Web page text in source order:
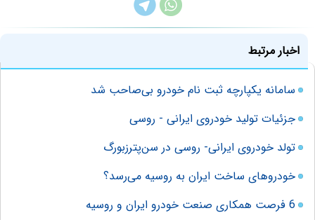
اخبار مرتبط
سامانه یکپارچه ثبت نام خودرو بی‌صاحب شد
جزئیات تولید خودروی ایرانی - روسی
تولد خودروی ایرانی- روسی در سن‌پترزبورگ
خودروهای ساخت ایران به روسیه می‌رسد؟
6 فرصت همکاری صنعت خودرو ایران و روسیه